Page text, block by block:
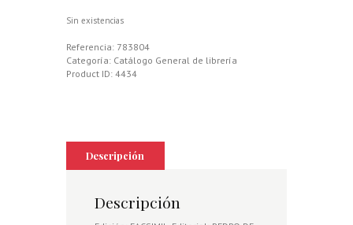
Sin existencias
Referencia: 783804
Categoría: Catálogo General de librería
Product ID: 4434
Descripción
Descripción